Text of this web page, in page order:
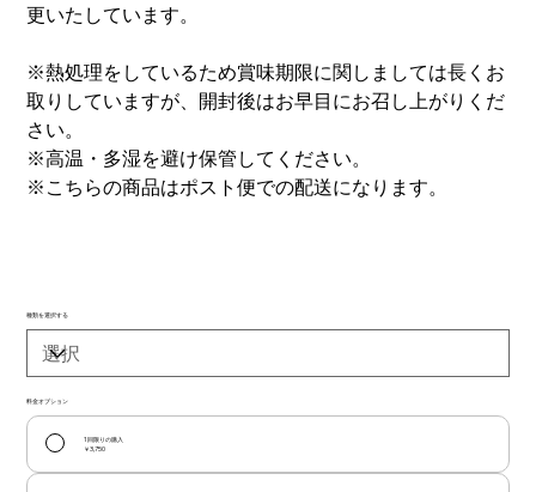
更いたしています。
※熱処理をしているため賞味期限に関しましては長くお
取りしていますが、開封後はお早目にお召し上がりくだ
さい。
※高温・多湿を避け保管してください。
※こちらの商品はポスト便での配送になります。
種類を選択する
料金オプション
1回限りの購入
￥3,750